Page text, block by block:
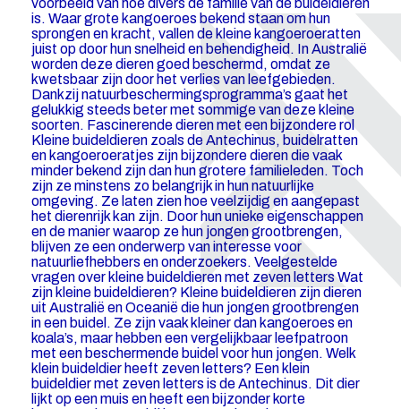
voorbeeld van hoe divers de familie van de buideldieren
is. Waar grote kangoeroes bekend staan om hun
sprongen en kracht, vallen de kleine kangoeroeratten
juist op door hun snelheid en behendigheid. In Australië
worden deze dieren goed beschermd, omdat ze
kwetsbaar zijn door het verlies van leefgebieden.
Dankzij natuurbeschermingsprogramma’s gaat het
gelukkig steeds beter met sommige van deze kleine
soorten. Fascinerende dieren met een bijzondere rol
Kleine buideldieren zoals de Antechinus, buidelratten
en kangoeroeratjes zijn bijzondere dieren die vaak
minder bekend zijn dan hun grotere familieleden. Toch
zijn ze minstens zo belangrijk in hun natuurlijke
omgeving. Ze laten zien hoe veelzijdig en aangepast
het dierenrijk kan zijn. Door hun unieke eigenschappen
en de manier waarop ze hun jongen grootbrengen,
blijven ze een onderwerp van interesse voor
natuurliefhebbers en onderzoekers. Veelgestelde
vragen over kleine buideldieren met zeven letters Wat
zijn kleine buideldieren? Kleine buideldieren zijn dieren
uit Australië en Oceanië die hun jongen grootbrengen
in een buidel. Ze zijn vaak kleiner dan kangoeroes en
koala’s, maar hebben een vergelijkbaar leefpatroon
met een beschermende buidel voor hun jongen. Welk
klein buideldier heeft zeven letters? Een klein
buideldier met zeven letters is de Antechinus. Dit dier
lijkt op een muis en heeft een bijzonder korte